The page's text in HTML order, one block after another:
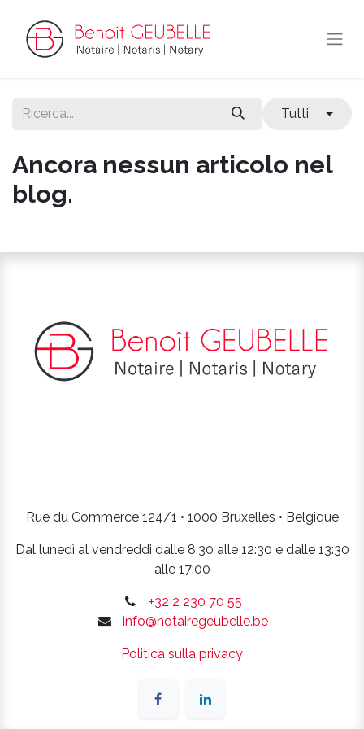
Tutti
Ancora nessun articolo nel
blog.
Rue du Commerce 124/1 • 1000 Bruxelles • Belgique
Dal lunedì al vendreddi dalle 8:30 alle 12:30 e dalle 13:30
alle 17:00
+32 2 230 70 55
info@notairegeubelle.be
Politica sulla privacy